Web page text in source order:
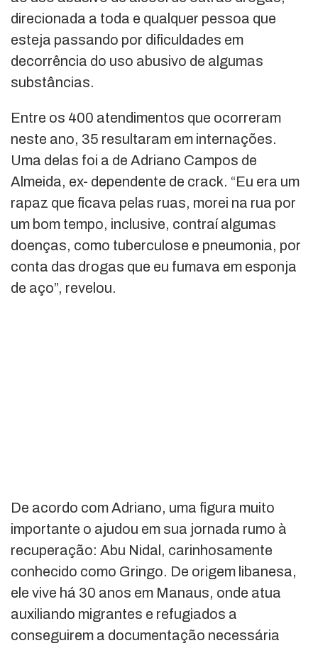
direcionada a toda e qualquer pessoa que
esteja passando por dificuldades em
decorrência do uso abusivo de algumas
substâncias.
Entre os 400 atendimentos que ocorreram
neste ano, 35 resultaram em internações.
Uma delas foi a de Adriano Campos de
Almeida, ex- dependente de crack. “Eu era um
rapaz que ficava pelas ruas, morei na rua por
um bom tempo, inclusive, contraí algumas
doenças, como tuberculose e pneumonia, por
conta das drogas que eu fumava em esponja
de aço”, revelou.
De acordo com Adriano, uma figura muito
importante o ajudou em sua jornada rumo à
recuperação: Abu Nidal, carinhosamente
conhecido como Gringo. De origem libanesa,
ele vive há 30 anos em Manaus, onde atua
auxiliando migrantes e refugiados a
conseguirem a documentação necessária